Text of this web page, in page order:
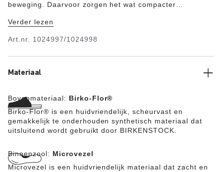
beweging. Daarvoor zorgen het wat compacter
brede hielriem. De details in een bijpassende kleur
helemaal af. Het bovenmateriaal bestaat uit het
Verder lezen
Art.nr. 1024997/1024998
Materiaal
Bovenmateriaal: Birko-Flor®
Birko-Flor® is een huidvriendelijk, scheurvast en
gemakkelijk te onderhouden synthetisch materiaal dat
uitsluitend wordt gebruikt door BIRKENSTOCK.
Binnenzool: Microvezel
Microvezel is een huidvriendelijk materiaal dat zacht en